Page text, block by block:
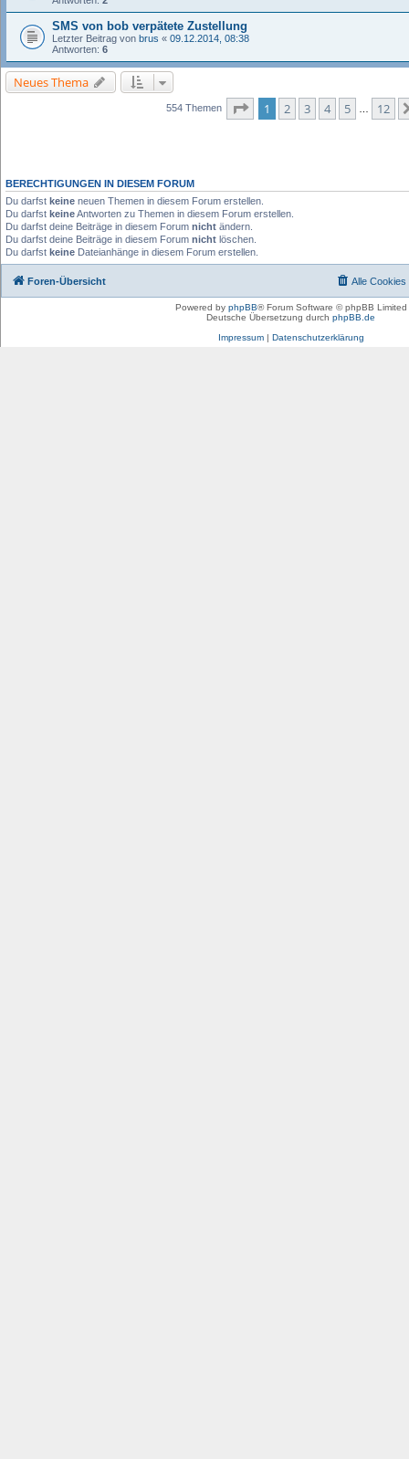
SMS von bob verpätete Zustellung
Letzter Beitrag von brus « 09.12.2014, 08:38
Antworten: 6
Neues Thema
554 Themen Seite von
1 2 3 4 5 … 12
BERECHTIGUNGEN IN DIESEM FORUM
Du darfst keine neuen Themen in diesem Forum erstellen.
Du darfst keineAntworten zu Themen in diesem Forum erstellen.
Du darfst deine Beiträge in diesem Forum nicht ändern.
Du darfst deine Beiträge in diesem Forum nicht löschen.
Du darfst keine Dateianhänge in diesem Forum erstellen.
Foren-Übersicht Alle Cookies
Powered by phpBB® Forum Software © phpBB Limited
Deutsche Übersetzung durch phpBB.de
Impressum| Datenschutzerklärung